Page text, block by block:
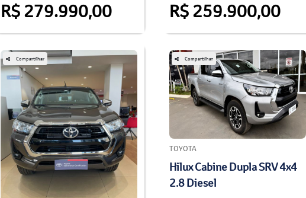
R$ 279.990,00 R$ 259.900,00
Compartilhar Compartilhar
TOYOTA
Hilux Cabine Dupla SRV 4x4
2.8 Diesel